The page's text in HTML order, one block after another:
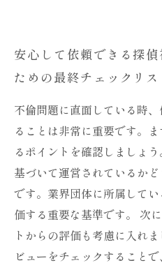
安心して依頼できる探
ための最終チェックリス
不倫問題に直面している時
ることは非常に重要です。
るポイントを確認しましょ
基づいて運営されているか
です。業界団体に所属して
価する重要な基準です。 次
トからの評価も考慮に入れ
ビューをチェックすること